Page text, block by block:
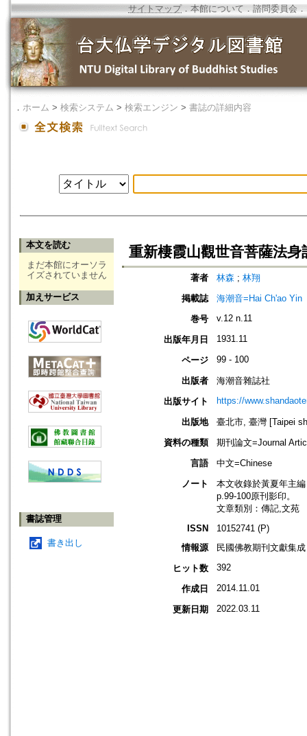
サイトマップ．本館について ． 諮問委員会 ．
． ホーム > 検索システム > 検索エンジン > 書誌の詳細内容
本文を読む
まだ本館にオーソラ
イズされていません
加えサービス
書誌管理
書き出し
重新棲霞山觀世音菩薩法身
著者 林森 ; 林翔
掲載誌
海潮音=Hai Ch'ao Yin
巻号
v.12 n.11
出版年月日 1931.11
ページ 99 - 100
出版者
海潮音雜誌社
出版サイト
https://
出版地
臺北市, 臺灣 [Taipei
資料の種類
期刊論文=Journal
言語
中文=Chinese
ノート
本文收錄於黃夏年主
p.99-100原刊影印。
文章類別：傳記,文苑
ISSN
10152741 (P)
情報源
民國佛教期刊文獻集
ヒット数
392
作成日 2014.11.01
更新日期 2022.03.11